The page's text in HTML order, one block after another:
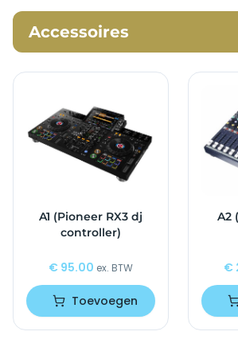
Accessoires
A1 (Pioneer RX3 dj
controller)
€ 95.00 ex. BTW
Toevoegen
A2
€